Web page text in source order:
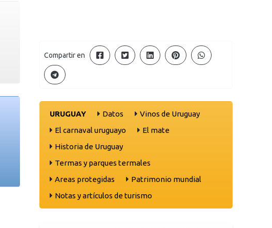
Compartir en
URUGUAY Datos
Vinos de Uruguay
El carnaval uruguayo
El mate
Historia de Uruguay
Termas y parques termales
Areas protegidas
Patrimonio mundial
Notas y artículos de turismo